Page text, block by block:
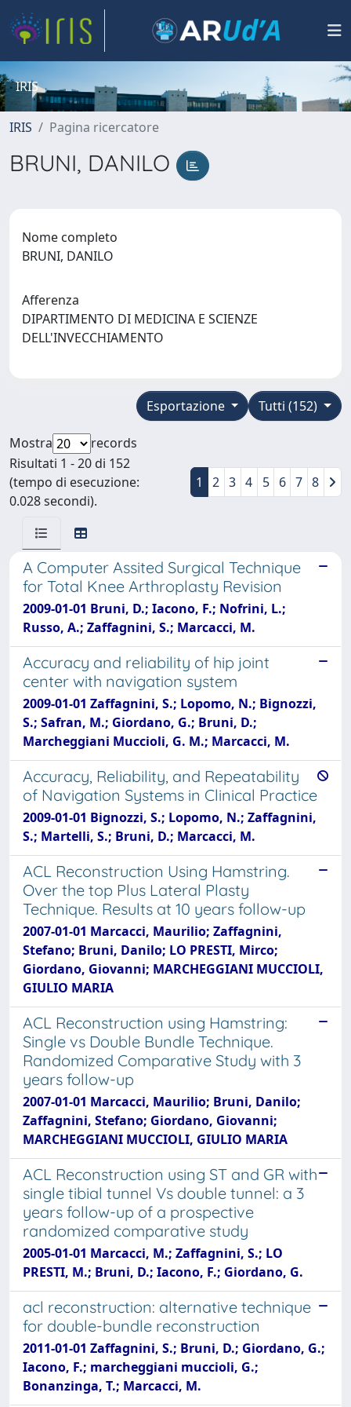
IRIS
IRIS Pagina ricercatore
BRUNI, DANILO
Nome completo
BRUNI, DANILO
Afferenza
DIPARTIMENTO DI MEDICINA E SCIENZE
DELL'INVECCHIAMENTO
Tutti (152)
Esportazione
Mostra
records
Risultati 1 - 20 di 152
(tempo di esecuzione:
0.028 secondi).
1 2 3 4 5 6 7 8
A Computer Assited Surgical Technique
for Total Knee Arthroplasty Revision
2009-01-01 Bruni, D.; Iacono, F.; Nofrini, L.;
Russo, A.; Zaffagnini, S.; Marcacci, M.
Accuracy and reliability of hip joint
center with navigation system
2009-01-01 Zaffagnini, S.; Lopomo, N.; Bignozzi,
S.; Safran, M.; Giordano, G.; Bruni, D.;
Marcheggiani Muccioli, G. M.; Marcacci, M.
Accuracy, Reliability, and Repeatability
of Navigation Systems in Clinical Practice
2009-01-01 Bignozzi, S.; Lopomo, N.; Zaffagnini,
S.; Martelli, S.; Bruni, D.; Marcacci, M.
ACL Reconstruction Using Hamstring.
Over the top Plus Lateral Plasty
Technique. Results at 10 years follow-up
2007-01-01 Marcacci, Maurilio; Zaffagnini,
Stefano; Bruni, Danilo; LO PRESTI, Mirco;
Giordano, Giovanni; MARCHEGGIANI MUCCIOLI,
GIULIO MARIA
ACL Reconstruction using Hamstring:
Single vs Double Bundle Technique.
Randomized Comparative Study with 3
years follow-up
2007-01-01 Marcacci, Maurilio; Bruni, Danilo;
Zaffagnini, Stefano; Giordano, Giovanni;
MARCHEGGIANI MUCCIOLI, GIULIO MARIA
ACL Reconstruction using ST and GR with
single tibial tunnel Vs double tunnel: a 3
years follow-up of a prospective
randomized comparative study
2005-01-01 Marcacci, M.; Zaffagnini, S.; LO
PRESTI, M.; Bruni, D.; Iacono, F.; Giordano, G.
acl reconstruction: alternative technique
for double-bundle reconstruction
2011-01-01 Zaffagnini, S.; Bruni, D.; Giordano, G.;
Iacono, F.; marcheggiani muccioli, G.;
Bonanzinga, T.; Marcacci, M.